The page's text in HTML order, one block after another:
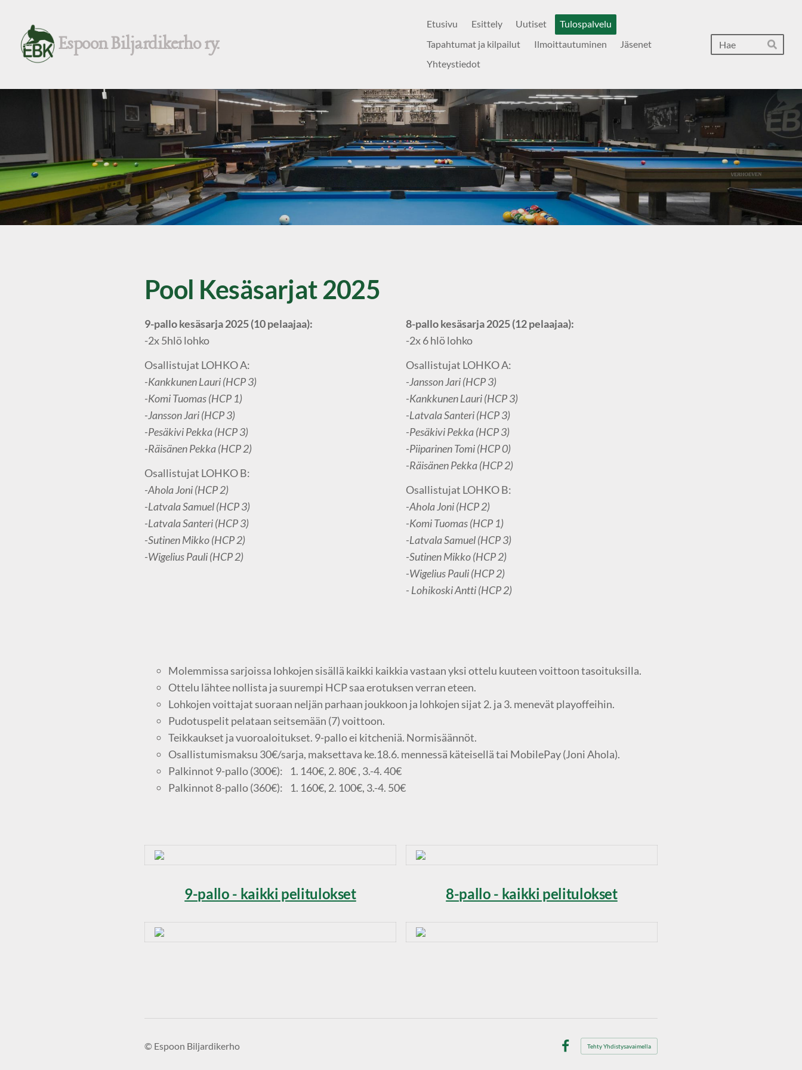
sivun
sisältöön
Espoon Biljardikerho ry.
Etusivu Esittely Uutiset
Tulospalvelu
Tapahtumat ja kilpailut
Ilmoittautuminen
Jäsenet
Yhteystiedot
Hae
Pool Kesäsarjat 2025
9-pallo kesäsarja 2025 (10 pelaajaa):
-2x 5hlö lohko
Osallistujat LOHKO A:
-Kankkunen Lauri (HCP 3)
-Komi Tuomas (HCP 1)
-Jansson Jari (HCP 3)
-Pesäkivi Pekka (HCP 3)
-Räisänen Pekka (HCP 2)
Osallistujat LOHKO B:
-Ahola Joni (HCP 2)
-Latvala Samuel (HCP 3)
-Latvala Santeri (HCP 3)
-Sutinen Mikko (HCP 2)
-Wigelius Pauli (HCP 2)
8-pallo kesäsarja 2025 (12 pelaajaa):
-2x 6 hlö lohko
Osallistujat LOHKO A:
-Jansson Jari (HCP 3)
-Kankkunen Lauri (HCP 3)
-Latvala Santeri (HCP 3)
-Pesäkivi Pekka (HCP 3)
-Piiparinen Tomi (HCP 0)
-Räisänen Pekka (HCP 2)
Osallistujat LOHKO B:
-Ahola Joni (HCP 2)
-Komi Tuomas (HCP 1)
-Latvala Samuel (HCP 3)
-Sutinen Mikko (HCP 2)
-Wigelius Pauli (HCP 2)
- Lohikoski Antti (HCP 2)
Molemmissa sarjoissa lohkojen sisällä kaikki kaikkia vastaan yksi ottelu kuuteen voittoon tasoituksilla.
Ottelu lähtee nollista ja suurempi HCP saa erotuksen verran eteen.
Lohkojen voittajat suoraan neljän parhaan joukkoon ja lohkojen sijat 2. ja 3. menevät playoffeihin.
Pudotuspelit pelataan seitsemään (7) voittoon.
Teikkaukset ja vuoroaloitukset. 9-pallo ei kitcheniä. Normisäännöt.
Osallistumismaksu 30€/sarja, maksettava ke.18.6. mennessä käteisellä tai MobilePay (Joni Ahola).
Palkinnot 9-pallo (300€): 1. 140€, 2. 80€ , 3.-4. 40€
Palkinnot 8-pallo (360€): 1. 160€, 2. 100€, 3.-4. 50€
9-pallo - kaikki pelitulokset 8-pallo - kaikki pelitulokset
© Espoon Biljardikerho
Facebook
Tehty Yhdistysavaimella